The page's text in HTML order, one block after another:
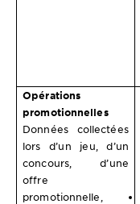
Opérations
promotionnelles
Données collectées
lors d’un jeu, d’un
concours, d’une
offre
promotionnelle,